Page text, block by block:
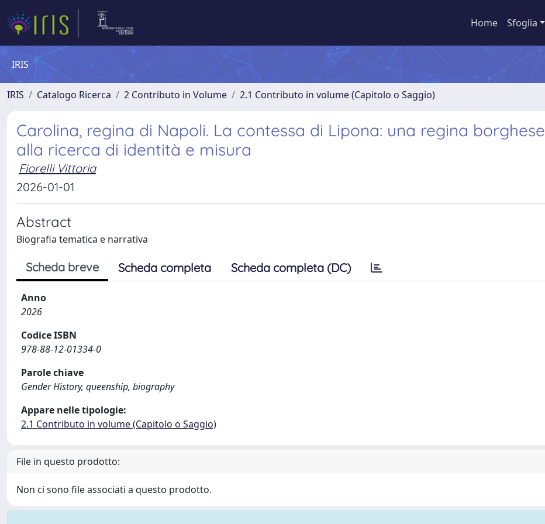
Home Sfoglia
IRIS
IRIS Catalogo Ricerca 2 Contributo in Volume 2.1 Contributo in volume (Capitolo o Saggio)
Carolina, regina di Napoli. La contessa di Lipona: una regina borghese
alla ricerca di identità e misura
Fiorelli Vittoria
2026-01-01
Abstract
Biografia tematica e narrativa
Scheda breve Scheda completa Scheda completa (DC)
Anno
2026
Codice ISBN
978-88-12-01334-0
Parole chiave
Gender History, queenship, biography
Appare nelle tipologie:
2.1 Contributo in volume (Capitolo o Saggio)
File in questo prodotto:
Non ci sono file associati a questo prodotto.